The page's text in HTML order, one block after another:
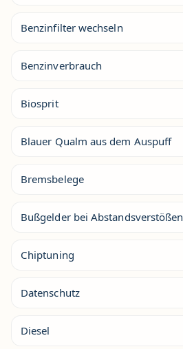
Benzinfilter wechseln
Benzinverbrauch
Biosprit
Blauer Qualm aus dem Auspuff
Bremsbelege
Bußgelder bei Abstandsverstößen
Chiptuning
Datenschutz
Diesel